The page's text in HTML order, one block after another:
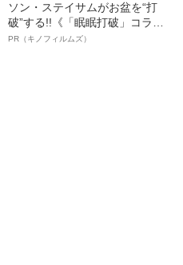
ソン・ステイサムがお盆を“打
破”する!!《「眠眠打破」コラ
ボ》
PR（キノフィルムズ）